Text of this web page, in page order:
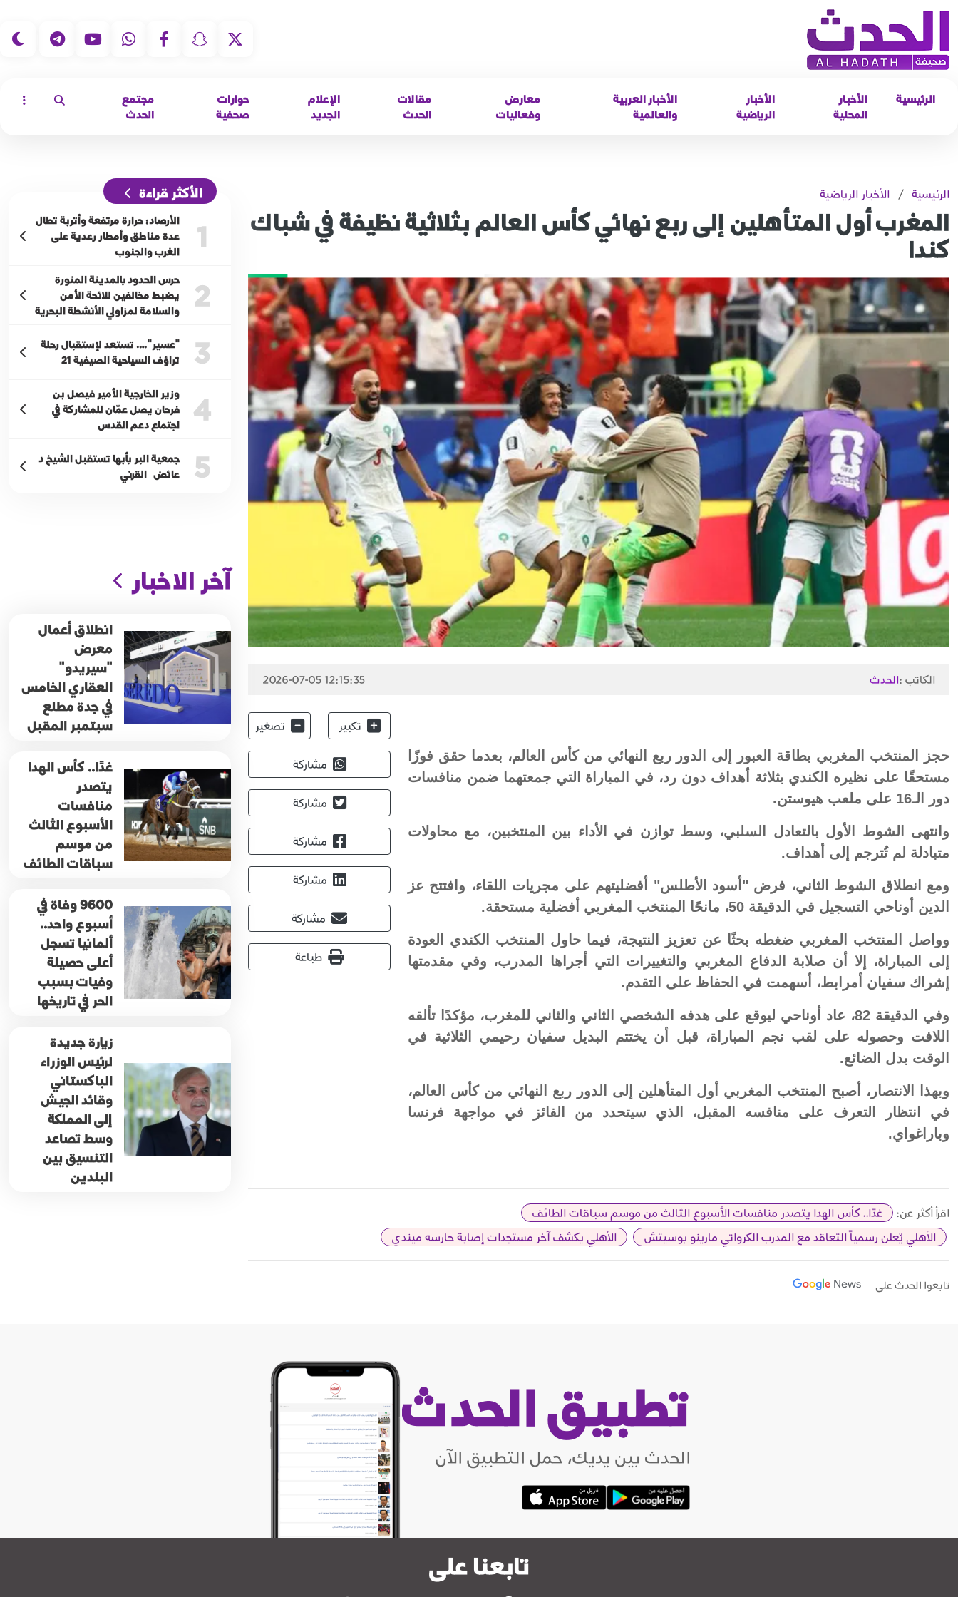
الرئيسية
الأخبار
المحلية
الأخبار
الرياضية
الأخبار العربية
والعالمية
معارض
وفعاليات
مقالات
الحدث
الإعلام
الجديد
حوارات
صحفية
مجتمع
الحدث
الرئيسية / الأخبار الرياضية
المغرب أول المتأهلين إلى ربع نهائي كأس العالم بثلاثية نظيفة في شباك
كندا
الكاتب :الحدث 2026-07-05 12:15:35
حجز المنتخب المغربي بطاقة العبور إلى الدور ربع النهائي من كأس العالم، بعدما حقق فوزًا
مستحقًا على نظيره الكندي بثلاثة أهداف دون رد، في المباراة التي جمعتهما ضمن منافسات
دور الـ16 على ملعب هيوستن.
وانتهى الشوط الأول بالتعادل السلبي، وسط توازن في الأداء بين المنتخبين، مع محاولات
متبادلة لم تُترجم إلى أهداف.
ومع انطلاق الشوط الثاني، فرض "أسود الأطلس" أفضليتهم على مجريات اللقاء، وافتتح عز
الدين أوناحي التسجيل في الدقيقة 50، مانحًا المنتخب المغربي أفضلية مستحقة.
وواصل المنتخب المغربي ضغطه بحثًا عن تعزيز النتيجة، فيما حاول المنتخب الكندي العودة
إلى المباراة، إلا أن صلابة الدفاع المغربي والتغييرات التي أجراها المدرب، وفي مقدمتها
إشراك سفيان أمرابط، أسهمت في الحفاظ على التقدم.
وفي الدقيقة 82، عاد أوناحي ليوقع على هدفه الشخصي الثاني والثاني للمغرب، مؤكدًا تألقه
اللافت وحصوله على لقب نجم المباراة، قبل أن يختتم البديل سفيان رحيمي الثلاثية في
الوقت بدل الضائع.
وبهذا الانتصار، أصبح المنتخب المغربي أول المتأهلين إلى الدور ربع النهائي من كأس العالم،
في انتظار التعرف على منافسه المقبل، الذي سيتحدد من الفائز في مواجهة فرنسا
وباراغواي.
تكبير تصغير
مشاركة
مشاركة
مشاركة
مشاركة
مشاركة
طباعة
اقرأ أكثر عن:
غدًا.. كأس الهدا يتصدر منافسات الأسبوع الثالث من موسم سباقات الطائف
الأهلي يُعلن رسمياً التعاقد مع المدرب الكرواتي مارينو بوسيتش
الأهلي يكشف آخر مستجدات إصابة حارسه ميندي
تابعوا الحدث على
الأكثر قراءة
1
الأرصاد: حرارة مرتفعة وأتربة تطال
عدة مناطق وأمطار رعدية على
الغرب والجنوب
2
حرس الحدود بالمدينة المنورة
يضبط مخالفين للائحة الأمن
والسلامة لمزاولي الأنشطة البحرية
3
"عسير"…. تستعد لإستقبال رحلة
تراؤف السياحية الصيفية 21
4
وزير الخارجية الأمير فيصل بن
فرحان يصل عمّان للمشاركة في
اجتماع دعم القدس
5
جمعية البر بأبها تستقبل الشيخ د
عائض القرني
آخر الاخبار
انطلاق أعمال
معرض
"سيريدو"
العقاري الخامس
في جدة مطلع
سبتمبر المقبل
غدًا.. كأس الهدا
يتصدر
منافسات
الأسبوع الثالث
من موسم
سباقات الطائف
9600 وفاة في
أسبوع واحد..
ألمانيا تسجل
أعلى حصيلة
وفيات بسبب
الحر في تاريخها
زيارة جديدة
لرئيس الوزراء
الباكستاني
وقائد الجيش
إلى المملكة
وسط تصاعد
التنسيق بين
البلدين
تطبيق الحدث
الحدث بين يديك، حمل التطبيق الآن
تابعنا على